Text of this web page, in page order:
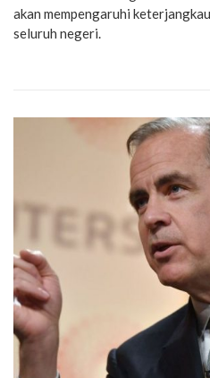
akan mempengaruhi
seluruh negeri.